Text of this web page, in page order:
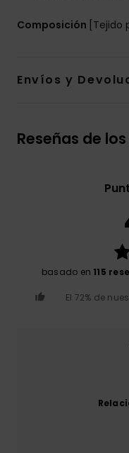
Composición [Tejido
Envíos y
Reseñas de
basado en 115
El 72% de